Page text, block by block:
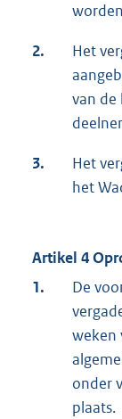
2.
Het
van de
3.
Het
het
Artikel 4
1.
De
weken
onder
plaats.